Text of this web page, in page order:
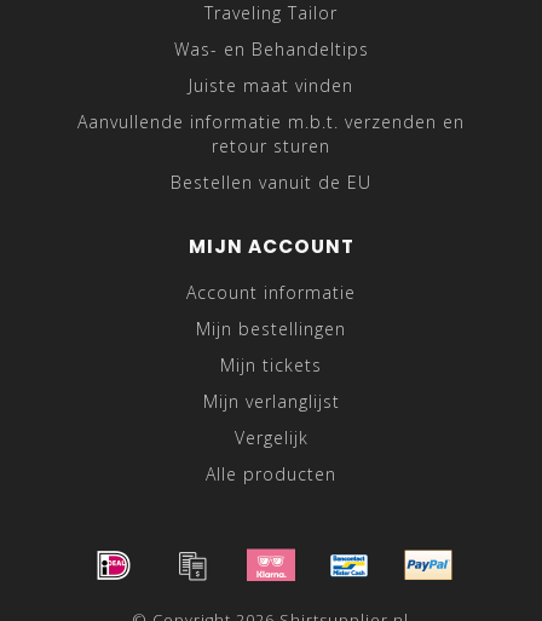
Traveling Tailor
Was- en Behandeltips
Juiste maat vinden
Aanvullende informatie m.b.t. verzenden en
retour sturen
Bestellen vanuit de EU
MIJN ACCOUNT
Account informatie
Mijn bestellingen
Mijn tickets
Mijn verlanglijst
Vergelijk
Alle producten